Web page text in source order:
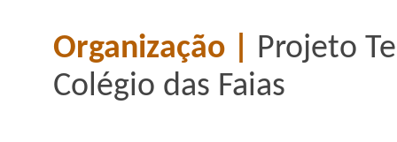
Organização | Projeto
Colégio das Faias